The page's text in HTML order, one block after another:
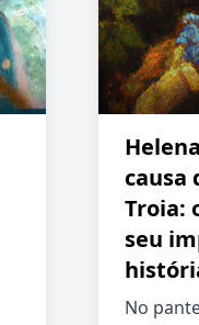
causa
Troia:
seu
No